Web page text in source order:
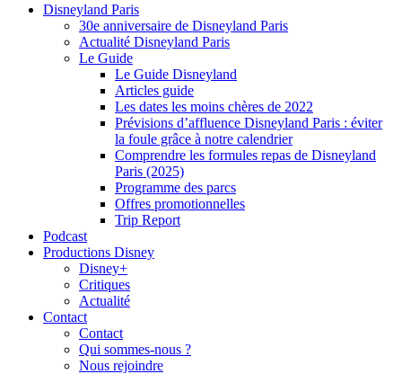
Disneyland Paris
30e anniversaire de Disneyland Paris
Actualité Disneyland Paris
Le Guide
Le Guide Disneyland
Articles guide
Les dates les moins chères de 2022
Prévisions d’affluence Disneyland Paris : éviter
la foule grâce à notre calendrier
Comprendre les formules repas de Disneyland
Paris (2025)
Programme des parcs
Offres promotionnelles
Trip Report
Podcast
Productions Disney
Disney+
Critiques
Actualité
Contact
Contact
Qui sommes-nous ?
Nous rejoindre